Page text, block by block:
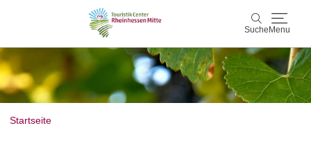
Suche Menu
Suche
Rheinhessen Mitte
Startseite